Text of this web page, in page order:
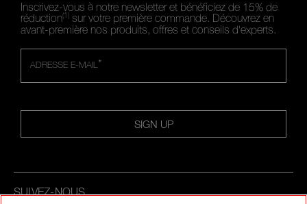
Inscrivez-vous à notre newsletter et bénéficiez de 15% de
réduction(1) sur votre première commande. Découvrez en
avant-première nos produits, offres et conseils d'experts.
*
ADRESSE E-MAIL
SIGN UP
SUIVEZ-NOUS